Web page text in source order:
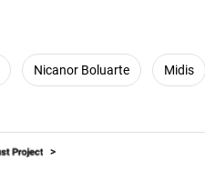
Nicanor Boluarte Midis